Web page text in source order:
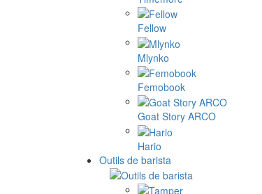
Fellow
Mlynko
Femobook
Goat Story ARCO
Hario
Outils de barista